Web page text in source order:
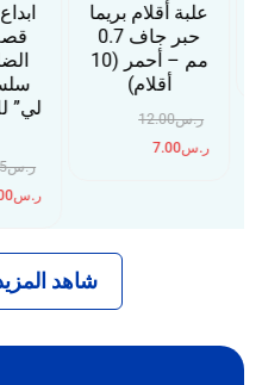
علبة أقلام بريما
حبر جاف 0.7
مم – أحمر (10
أقلام)
ر.س12.00
ر.س7.00
قصة
لي”
ر.س
ر.س9.00
شاهد